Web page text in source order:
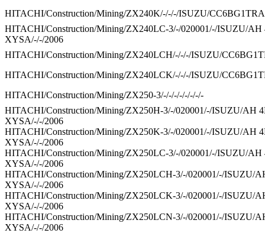
HITACHI/Construction/Mining/ZX240K/-/-/-/ISUZU/
HITACHI/Construction/Mining/ZX240LC-3/-/020001/-/ISUZU/AH
XYSA/-/-/2006
HITACHI/Construction/Mining/ZX240LCH/-/-/-/ISUZU/
HITACHI/Construction/Mining/ZX240LCK/-/-/-/ISUZU/
HITACHI/Construction/Mining/ZX250-3/-/-/-/-/-/-/-/-
HITACHI/Construction/Mining/ZX250H-3/-/020001/-/ISUZU/AH
XYSA/-/-/2006
HITACHI/Construction/Mining/ZX250K-3/-/020001/-/ISUZU/AH
XYSA/-/-/2006
HITACHI/Construction/Mining/ZX250LC-3/-/020001/-/ISUZU/AH
XYSA/-/-/2006
HITACHI/Construction/Mining/ZX250LCH-3/-/020001/-/ISUZU/
XYSA/-/-/2006
HITACHI/Construction/Mining/ZX250LCK-3/-/020001/-/ISUZU/
XYSA/-/-/2006
HITACHI/Construction/Mining/ZX250LCN-3/-/020001/-/ISUZU/
XYSA/-/-/2006